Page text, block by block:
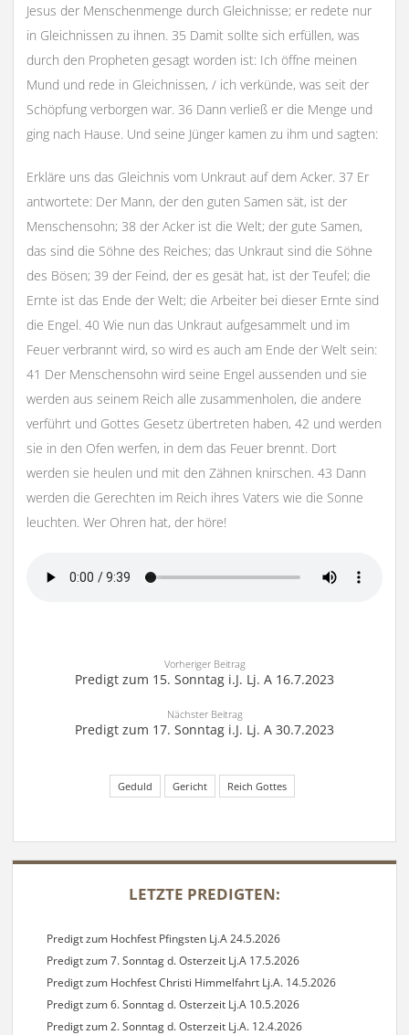
Jesus der Menschenmenge durch Gleichnisse; er redete nur
in Gleichnissen zu ihnen. 35 Damit sollte sich erfüllen, was
durch den Propheten gesagt worden ist: Ich öffne meinen
Mund und rede in Gleichnissen, / ich verkünde, was seit der
Schöpfung verborgen war. 36 Dann verließ er die Menge und
ging nach Hause. Und seine Jünger kamen zu ihm und sagten:
Erkläre uns das Gleichnis vom Unkraut auf dem Acker. 37 Er
antwortete: Der Mann, der den guten Samen sät, ist der
Menschensohn; 38 der Acker ist die Welt; der gute Samen,
das sind die Söhne des Reiches; das Unkraut sind die Söhne
des Bösen; 39 der Feind, der es gesät hat, ist der Teufel; die
Ernte ist das Ende der Welt; die Arbeiter bei dieser Ernte sind
die Engel. 40 Wie nun das Unkraut aufgesammelt und im
Feuer verbrannt wird, so wird es auch am Ende der Welt sein:
41 Der Menschensohn wird seine Engel aussenden und sie
werden aus seinem Reich alle zusammenholen, die andere
verführt und Gottes Gesetz übertreten haben, 42 und werden
sie in den Ofen werfen, in dem das Feuer brennt. Dort
werden sie heulen und mit den Zähnen knirschen. 43 Dann
werden die Gerechten im Reich ihres Vaters wie die Sonne
leuchten. Wer Ohren hat, der höre!
Vorheriger Beitrag
Predigt zum 15. Sonntag i.J. Lj. A 16.7.2023
Nächster Beitrag
Predigt zum 17. Sonntag i.J. Lj. A 30.7.2023
Geduld Gericht Reich Gottes
SIDEBAR
LETZTE PREDIGTEN:
Predigt zum Hochfest Pfingsten Lj.A 24.5.2026
Predigt zum 7. Sonntag d. Osterzeit Lj.A 17.5.2026
Predigt zum Hochfest Christi Himmelfahrt Lj.A. 14.5.2026
Predigt zum 6. Sonntag d. Osterzeit Lj.A 10.5.2026
Predigt zum 2. Sonntag d. Osterzeit Lj.A. 12.4.2026